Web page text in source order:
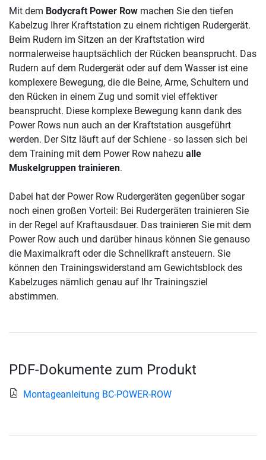
Mit dem Bodycraft Power Row machen Sie den tiefen
Kabelzug Ihrer Kraftstation zu einem richtigen Rudergerät.
Beim Rudern im Sitzen an der Kraftstation wird
normalerweise hauptsächlich der Rücken beansprucht. Das
Rudern auf dem Rudergerät oder auf dem Wasser ist eine
komplexere Bewegung, die die Beine, Arme, Schultern und
den Rücken in einem Zug und somit viel effektiver
beansprucht. Diese komplexe Bewegung kann dank des
Power Rows nun auch an der Kraftstation ausgeführt
werden. Der Sitz läuft auf der Schiene - so lassen sich bei
dem Training mit dem Power Row nahezu alle
Muskelgruppen trainieren.
Dabei hat der Power Row Rudergeräten gegenüber sogar
noch einen großen Vorteil: Bei Rudergeräten trainieren Sie
in der Regel auf Kraftausdauer. Das trainieren Sie mit dem
Power Row auch und darüber hinaus können Sie genauso
die Maximalkraft oder die Schnellkraft ansteuern. Sie
können den Trainingswiderstand am Gewichtsblock des
Kabelzuges nämlich genau auf Ihr Trainingsziel
abstimmen.
PDF-Dokumente zum Produkt
Montageanleitung BC-POWER-ROW